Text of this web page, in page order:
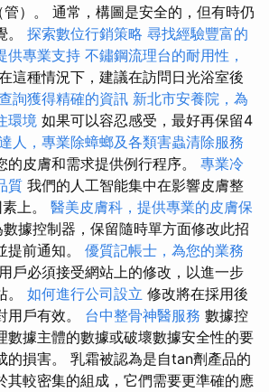
管）。 通常，構圖是安全的，但有時仍
。 探索數位行銷策略 尋找經驗豐富的
供專業支持 不鏽鋼流理台的耐用性，
這種情況下，建議在訪問日光浴室後
詢獲得精確的資訊 新北市安養院，為
環境 如果可以容忍感受，最好再保留4
人，專業除蟑螂及各類害蟲清除服務
的皮膚和需求提供例行程序。 專業冷
質 我們的人工智能集中在影響皮膚整
上。 醫美皮膚科，提供專業的皮膚保
據控制器，保留隨時單方面修改此招
提前通知。 優質記帳士，為您的業務
用戶必須接受網站上的修改，以進一步
。 如何進行公司設立 修改將在採用後
用戶有效。 台中整骨神醫服務 數據控
數據主體的數據或破壞數據安全性的要
的損害。 乳霜被認為是自tan劑產品的
其較密集的組成，它們需要更準確的應